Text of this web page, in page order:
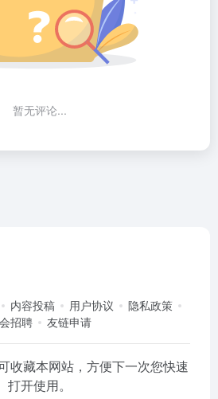
暂无评论...
内容投稿 用户协议
隐私政策
招聘
友链申请
收藏本网站，方便下一次您快速
打开使用。